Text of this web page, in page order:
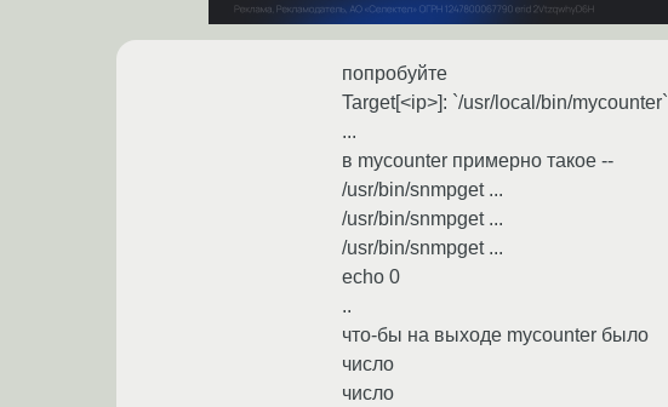
попробуйте
Target[<ip>]: `/usr/local/bin/mycounter`
...
в mycounter примерно такое --
/usr/bin/snmpget ...
/usr/bin/snmpget ...
/usr/bin/snmpget ...
echo 0
..
что-бы на выходе mycounter было
число
число